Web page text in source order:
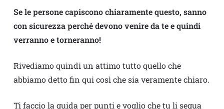
Se le persone capiscono chiaramente questo, sanno
con sicurezza perché devono venire da te e quindi
verranno e torneranno!
Rivediamo quindi un attimo tutto quello che
abbiamo detto fin qui così che sia veramente chiaro.
Ti faccio la guida per punti e voglio che tu li segua